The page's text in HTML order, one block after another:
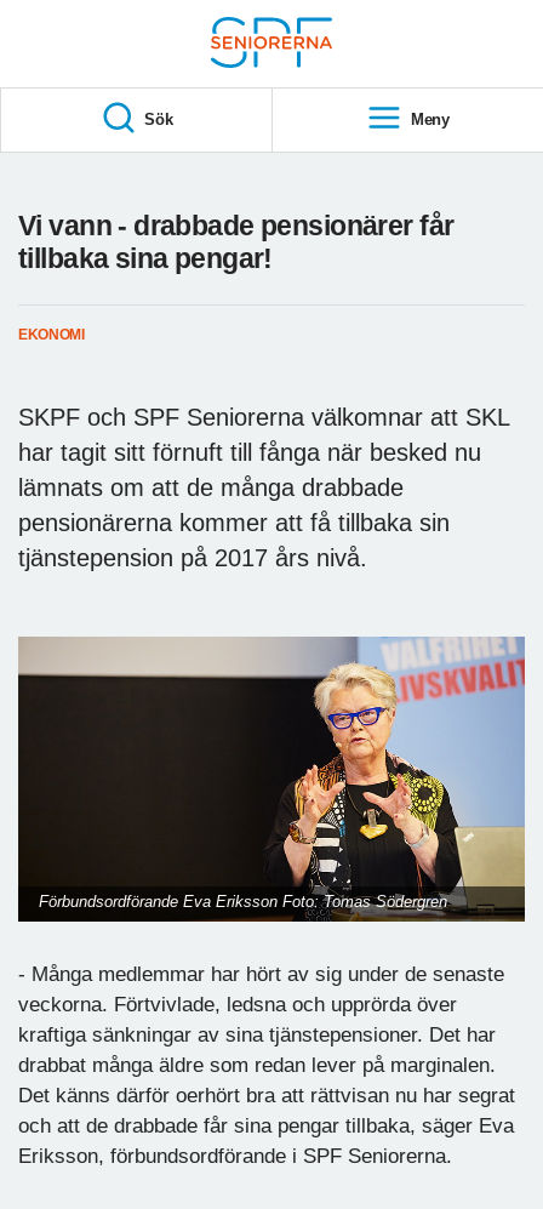
S
A
Sök Meny
Vi vann - drabbade pensionärer får
tillbaka sina pengar!
EKONOMI
SKPF och SPF Seniorerna välkomnar att SKL
har tagit sitt förnuft till fånga när besked nu
lämnats om att de många drabbade
pensionärerna kommer att få tillbaka sin
tjänstepension på 2017 års nivå.
Förbundsordförande Eva Eriksson Foto: Tomas Södergren
- Många medlemmar har hört av sig under de senaste
veckorna. Förtvivlade, ledsna och upprörda över
kraftiga sänkningar av sina tjänstepensioner. Det har
drabbat många äldre som redan lever på marginalen.
Det känns därför oerhört bra att rättvisan nu har segrat
och att de drabbade får sina pengar tillbaka, säger Eva
Eriksson, förbundsordförande i SPF Seniorerna.